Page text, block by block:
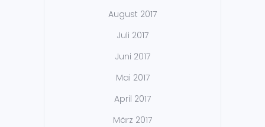
August 2017
Juli 2017
Juni 2017
Mai 2017
April 2017
März 2017